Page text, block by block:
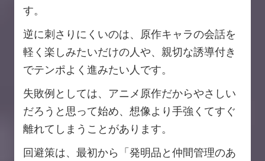
す。
逆に刺さりにくいのは、原作キャラの会話を
軽く楽しみたいだけの人や、親切な誘導付き
でテンポよく進みたい人です。
失敗例としては、アニメ原作だからやさしい
だろうと思って始め、想像より手強くてすぐ
離れてしまうことがあります。
回避策は、最初から「発明品と仲間管理のあ